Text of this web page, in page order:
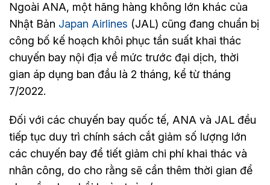
Ngoài ANA, một hãng hàng không lớn khác của
Nhật Bản Japan Airlines (JAL) cũng đang chuẩn bị
công bố kế hoạch khôi phục tần suất khai thác
chuyến bay nội địa về mức trước đại dịch, thời
gian áp dụng ban đầu là 2 tháng, kể từ tháng
7/2022.
Đối với các chuyến bay quốc tế, ANA và JAL đều
tiếp tục duy trì chính sách cắt giảm số lượng lớn
các chuyến bay để tiết giảm chi phí khai thác và
nhân công, do cho rằng sẽ cần thêm thời gian để